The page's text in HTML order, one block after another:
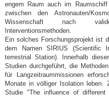
engem Raum auch im
zwischen den Astronauten/
Wissenschaft nach
Interventionsmethoden.
Ein solches Forschungsprojekt ist
dem Namen SIRIUS (Scientific
terrestrial Station). Innerhalb
Studien durchgeführt, die
für Langzeitraummissionen
Monate in völliger Isolation leben.
Studie "The influence of different